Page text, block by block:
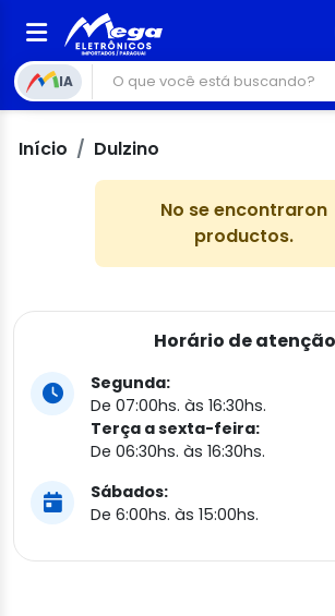
IA
Início Dulzino
No se encontraron
productos.
Horário de atenção
Segunda:
De 07:00hs. às 16:30hs.
Terça a sexta-feira:
De 06:30hs. às 16:30hs.
Sábados:
De 6:00hs. às 15:00hs.